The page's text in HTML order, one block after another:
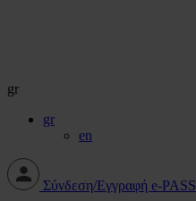
gr
gr
en
Σύνδεση/Εγγραφή e-PASS